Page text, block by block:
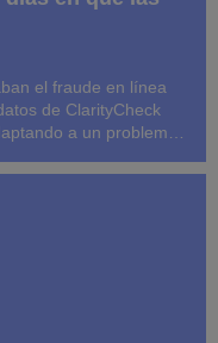
el fraude en línea
de ClarityCheck
a un problema